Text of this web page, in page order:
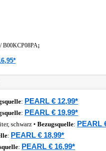
/B00KCP08PA;
: PEARL € 12,99*
: PEARL € 19,99*
schwarz • Bezugsquelle: PEARL
: PEARL € 18,99*
: PEARL € 16,99*